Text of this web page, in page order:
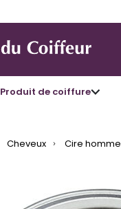
Produit de coiffure
Cheveux Cire homme